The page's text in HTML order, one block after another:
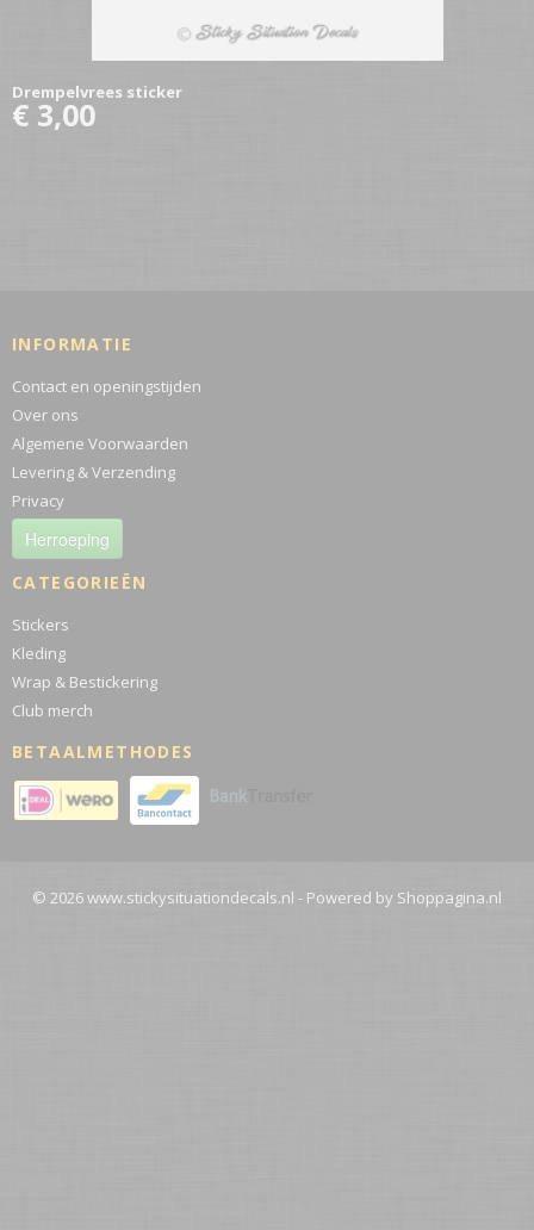
Drempelvrees sticker
€ 3,00
INFORMATIE
Contact en openingstijden
Over ons
Algemene Voorwaarden
Levering & Verzending
Privacy
Herroeping
CATEGORIEËN
Stickers
Kleding
Wrap & Bestickering
Club merch
BETAALMETHODES
© 2026 www.stickysituationdecals.nl - Powered by Shoppagina.nl